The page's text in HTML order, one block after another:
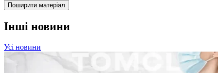
Поширити матеріал
Інші новини
Усі новини